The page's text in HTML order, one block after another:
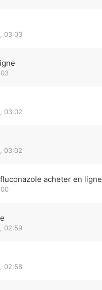
03:03
03:02
03:02
acheter en ligne
02:59
02:58